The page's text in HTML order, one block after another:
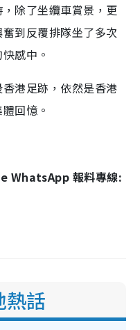
除了坐纜車賞景，更
到反覆排隊坐了多次
感中。
港足跡，依然是香港
回憶。
WhatsApp 報料專線:
熱話